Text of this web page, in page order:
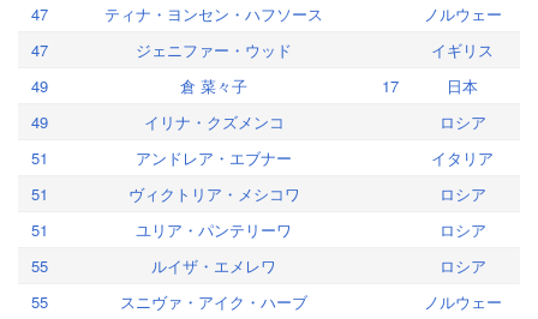
47
ティナ・ヨンセン・ハフソース
ノルウェー
47
ジェニファー・ウッド
イギリス
49
倉 菜々子 17
日本
49
イリナ・クズメンコ
ロシア
51
アンドレア・エブナー
イタリア
51
ヴィクトリア・メシコワ
ロシア
51
ユリア・パンテリーワ
ロシア
55
ルイザ・エメレワ
ロシア
55
スニヴァ・アイク・ハーブ
ノルウェー